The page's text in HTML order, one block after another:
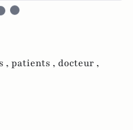
, patients , docteur ,